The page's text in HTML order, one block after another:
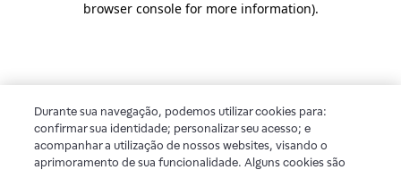
browser console for more information).
Durante sua navegação, podemos utilizar cookies para:
confirmar sua identidade; personalizar seu acesso; e
acompanhar a utilização de nossos websites, visando o
aprimoramento de sua funcionalidade. Alguns cookies são